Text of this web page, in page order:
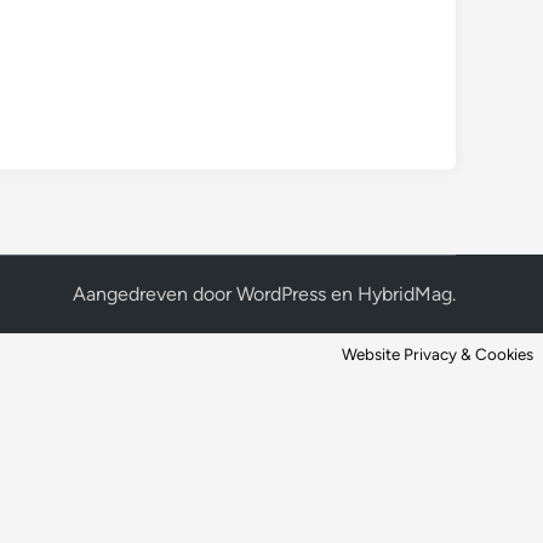
Aangedreven doorWordPress en HybridMag.
Website Privacy & Cookies